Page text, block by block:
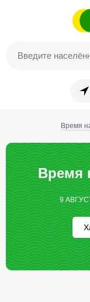
Время
Время
9